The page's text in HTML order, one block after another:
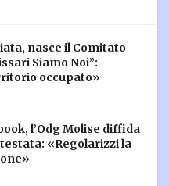
nasce il Comitato
Siamo Noi”:
occupato»
l’Odg Molise diffida
«Regolarizzi la